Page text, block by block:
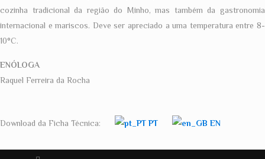
cozinha tradicional da região do Minho, mas também da gastronomia
internacional e mariscos. Deve ser apreciado a uma temperatura entre 8-
10°C.
ENÓLOGA
Raquel Ferreira da Rocha
Download da Ficha Técnica: PT EN